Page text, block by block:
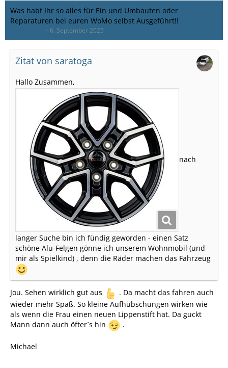
Was habt Ihr so alles für Ein und Umbauten oder
Reparaturen bei euren WoMo selbst Ausgeführt!!
6. September 2025
Zitat von saratoga
Hallo Zusammen,
nach
langer Suche bin ich fündig geworden - einen Satz
schöne Alu-Felgen gönne ich unserem Wohnmobil (und
mir als Spielkind) , denn die Räder machen das Fahrzeug
Jou. Sehen wirklich gut aus
. Da macht das fahren auch
wieder mehr Spaß. So kleine Aufhübschungen wirken wie
als wenn die Frau einen neuen Lippenstift hat. Da guckt
Mann dann auch öfter´s hin
.
Michael